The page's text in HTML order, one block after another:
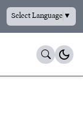
Select Language▼